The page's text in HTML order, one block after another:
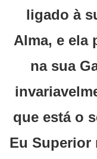
ligado à
Alma, e ela
na sua
que está o
Eu Superior